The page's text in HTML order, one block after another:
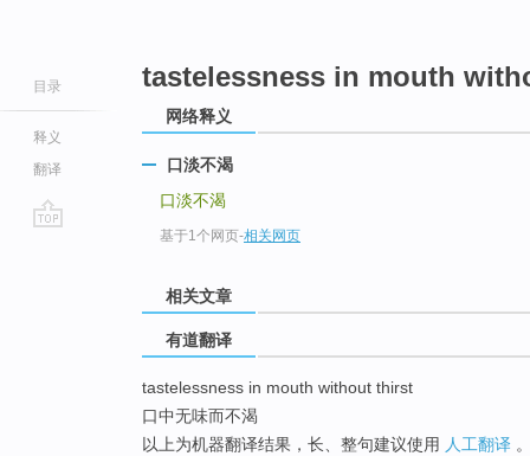
目录
释义
翻译
tastelessness in mouth
网络释义
口淡不渴
口淡不渴
基于1个网页-相关网页
相关文章
有道翻译
tastelessness in mouth without thirst
口中无味而不渴
以上为机器翻译结果，长、整句建议使用 人工翻译